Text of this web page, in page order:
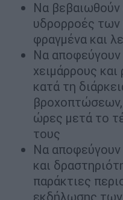
Να βεβαιωθούν
υδρορροές των
φραγμένα και
Να αποφεύγουν
χειμάρρους
κατά τη
βροχοπτώσεων,
ώρες μετά το
τους
Να αποφεύγουν
και
παράκτιες
εκδήλωσης